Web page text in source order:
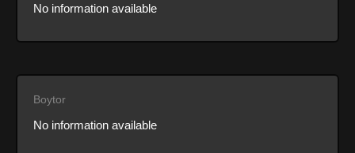
No information available
Boytor
No information available